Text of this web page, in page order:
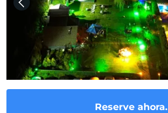
Reserve ahora.